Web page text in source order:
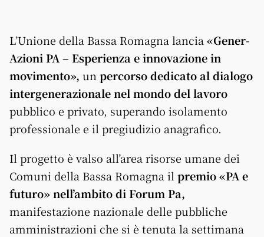
L’Unione della Bassa Romagna lancia «Gener-
Azioni PA – Esperienza e innovazione in
movimento», un percorso dedicato al dialogo
intergenerazionale nel mondo del lavoro
pubblico e privato, superando isolamento
professionale e il pregiudizio anagrafico.
Il progetto è valso all’area risorse umane dei
Comuni della Bassa Romagna il premio «PA e
futuro» nell’ambito di Forum Pa,
manifestazione nazionale delle pubbliche
amministrazioni che si è tenuta la settimana